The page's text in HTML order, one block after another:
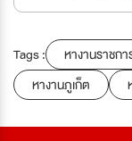
Tags : หางานราชกา
หางานภูเก็ต